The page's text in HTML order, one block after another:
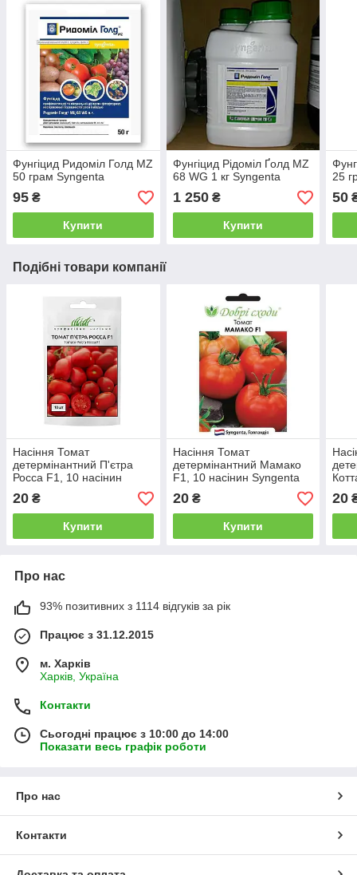
Фунгіцид Ридоміл Голд MZ
50 грам Syngenta
95 ₴
Купити
Фунгіцид Рідоміл Ґолд MZ
68 WG 1 кг Syngenta
1 250₴
Купити
25
50
Подібні товари компанії
Насіння Томат
детермінантний П'єтра
Росса F1, 10 насінин
20 ₴
Купити
Насіння Томат
детермінантний Мамако
F1, 10 насінин Syngenta
20₴
Купити
20
Про нас
93% позитивних з 1114 відгуків за рік
Працює з 31.12.2015
м. Харків
Харків, Україна
Контакти
Сьогодні працює з 10:00 до 14:00
Показати весь графік роботи
Про нас
Контакти